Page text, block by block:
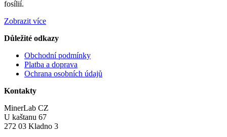
fosílií.
Zobrazit více
Důležité odkazy
Obchodní podmínky
Platba a doprava
Ochrana osobních údajů
Kontakty
MinerLab CZ
U kaštanu 67
272 03 Kladno 3